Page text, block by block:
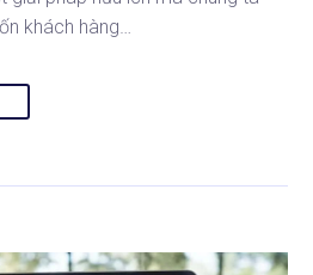
khách hàng…